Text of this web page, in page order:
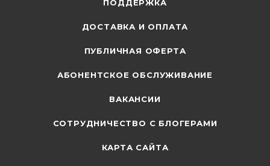
ПОДДЕРЖКА
ДОСТАВКА И ОПЛАТА
ПУБЛИЧНАЯ ОФЕРТА
АБОНЕНТСКОЕ ОБСЛУЖИВАНИЕ
ВАКАНСИИ
СОТРУДНИЧЕСТВО С БЛОГЕРАМИ
КАРТА САЙТА